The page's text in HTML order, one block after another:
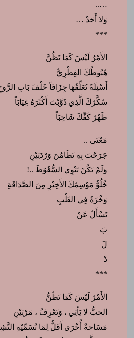
…..
وَلا أَحَدْ …
***
الأَمْرُ لَيْسَ كَمَا تَظُنَّ
هُبُوطُكَ الفِطْرِيُّ
أَسْئِلَةٌ تُعَلِّقُهَا جِزَافَاً خَلْفَ بَابِ
سُكَّرُكَ الَّذِي ذَوَّبْتَ أَكْثَرَهُ غِيَابَاً
ظَهْرُ كَفِّكَ شَاحِبَاً
مَعْنَى ..
جَرَحْتَ بِهِ تَطَامُنَ وَرْدَتِيْنِ
وَلَمْ تَكُنْ تَنْوِي السُّقُوْطَ ..!
خُلُوُّ مَوْسِمُكَ الأَخِيْرِ مِنَ الصَّدَاقَةِ
وَخْزَةٌ فِي القَلْبِ
تَسْأَلُ عَنْ
بَ
لَ
دْ
***
الأَمْرُ لَيْسَ كَمَا تَظُنُّ
الحبُّ لا يَأتِي ، وَتَعْرِفُ ، مَرْتِيْنِ
مَسَاحةٌ أُخْرَى أَقَلُّ لِمَا تُسَمِّيْهِ